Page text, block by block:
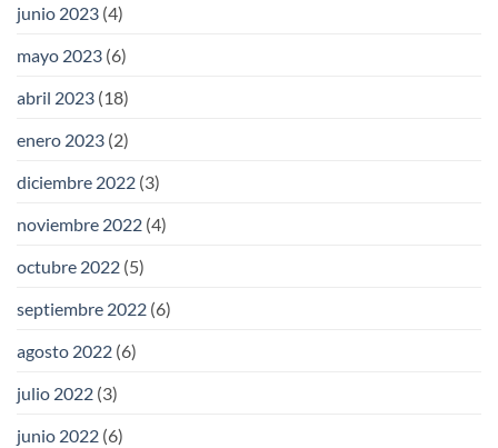
junio 2023 (4)
mayo 2023 (6)
abril 2023 (18)
enero 2023 (2)
diciembre 2022 (3)
noviembre 2022 (4)
octubre 2022 (5)
septiembre 2022 (6)
agosto 2022 (6)
julio 2022 (3)
junio 2022 (6)